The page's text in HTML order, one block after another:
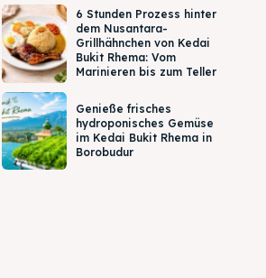
6 Stunden Prozess hinter
dem Nusantara-
Grillhähnchen von Kedai
Bukit Rhema: Vom
Marinieren bis zum Teller
Genieße frisches
hydroponisches Gemüse
im Kedai Bukit Rhema in
Borobudur